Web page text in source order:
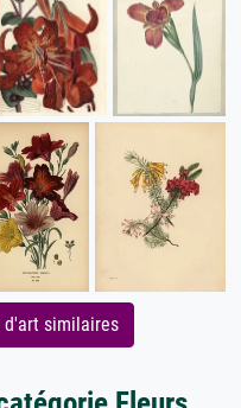
similaires